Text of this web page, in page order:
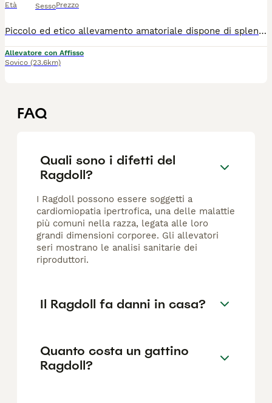
Età SessoPrezzo
Piccolo ed etico allevamento amatoriale dispone di splendido gattino Ragdoll Red Colourpoint nato il 16/3/2026 Genitori testati geneticamente per 40 malattie genetiche tra cui Hcm e pkd. FIV e FELV negativi Pedigree enfi 3 vaccini Thermochip Per info e visite 3209510180 Astenersi perditempo e affaristi.
Allevatore con Affisso
Sovico (23.6km)
FAQ
Quali sono i difetti del
Ragdoll?
I Ragdoll possono essere soggetti a
cardiomiopatia ipertrofica, una delle malattie
più comuni nella razza, legata alle loro
grandi dimensioni corporee. Gli allevatori
seri mostrano le analisi sanitarie dei
riproduttori.
Il Ragdoll fa danni in casa?
Quanto costa un gattino
Ragdoll?